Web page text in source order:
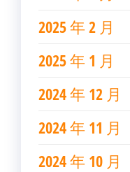
2025 年 2 月
2025 年 1 月
2024 年 12 月
2024 年 11 月
2024 年 10 月